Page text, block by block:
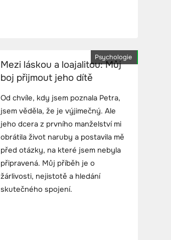
Psychologie
Mezi láskou a loajalitou: Můj
boj přijmout jeho dítě
Od chvíle, kdy jsem poznala Petra,
jsem věděla, že je výjimečný. Ale
jeho dcera z prvního manželství mi
obrátila život naruby a postavila mě
před otázky, na které jsem nebyla
připravená. Můj příběh je o
žárlivosti, nejistotě a hledání
skutečného spojení.